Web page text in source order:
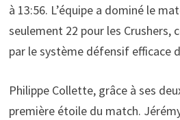
à 13:56. L’équipe a dominé le
seulement 22 pour les
par le système défensif efficace
Philippe Collette, grâce à ses
première étoile du match.